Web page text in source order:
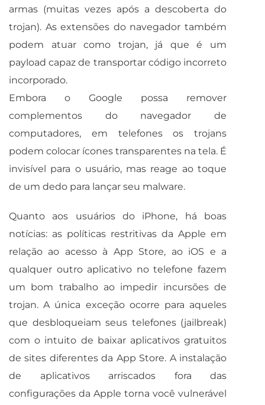
armas (muitas vezes após a descoberta do
trojan). As extensões do navegador também
podem atuar como trojan, já que é um
payload capaz de transportar código incorreto
incorporado.
Embora o Google possa remover
complementos do navegador de
computadores, em telefones os trojans
podem colocar ícones transparentes na tela. É
invisível para o usuário, mas reage ao toque
de um dedo para lançar seu malware.
Quanto aos usuários do iPhone, há boas
notícias: as políticas restritivas da Apple em
relação ao acesso à App Store, ao iOS e a
qualquer outro aplicativo no telefone fazem
um bom trabalho ao impedir incursões de
trojan. A única exceção ocorre para aqueles
que desbloqueiam seus telefones (jailbreak)
com o intuito de baixar aplicativos gratuitos
de sites diferentes da App Store. A instalação
de aplicativos arriscados fora das
configurações da Apple torna você vulnerável